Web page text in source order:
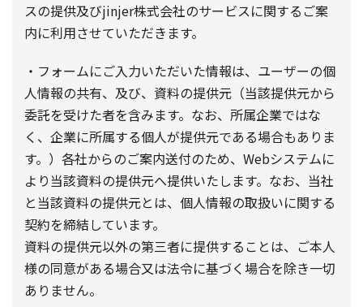
スの提供及びjinjer株式会社のサービスに関するご案
内に利用させていただきます。
・フォームにご入力いただいた情報は、ユーザーの個
人情報の共有、及び、資料の提供元（当該提供元から
委託を受けた者を含みます。なお、所属企業ではな
く、企業に所属する個人が提供元である場合もありま
す。）各社からのご案内送付のため、Webシステムに
より当該資料の提供元へ提供いたします。なお、当社
と当該資料の提供元とは、個人情報の取扱いに関する
契約を締結しています。
資料の提供元以外の第三者に提供することは、ご本人
様の同意がある場合又は法令に基づく場合を除き一切
ありません。